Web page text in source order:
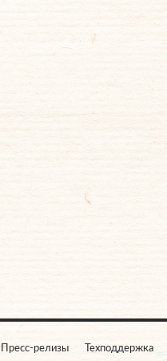
Пресс-релизы Техподдержка